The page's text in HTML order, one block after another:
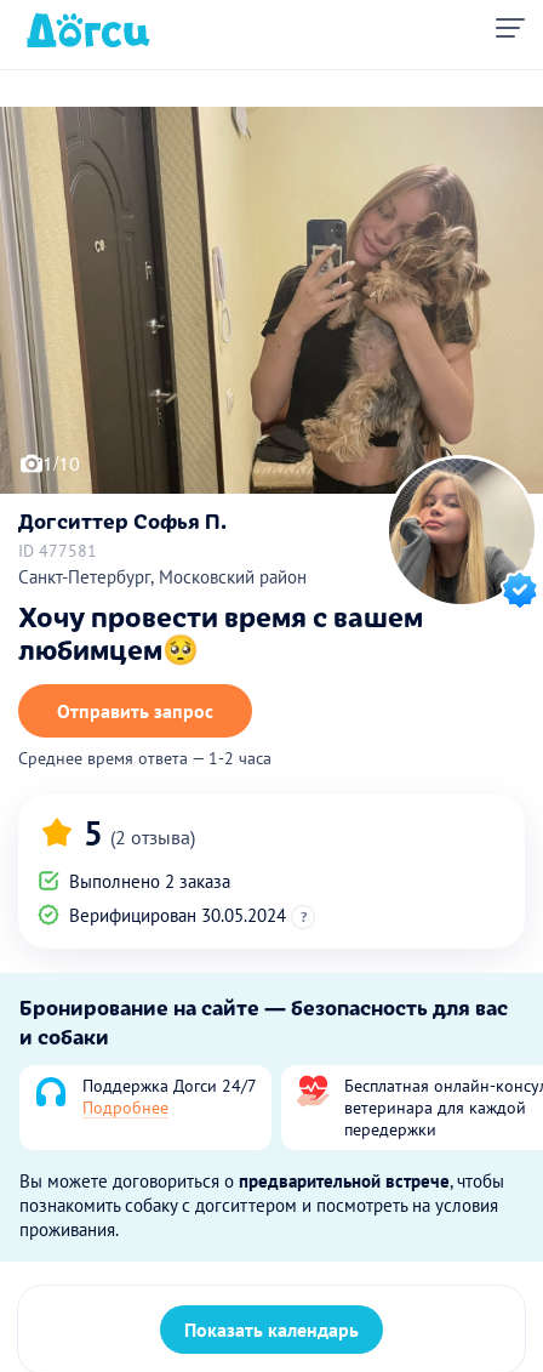
1/10
Догситтер Софья П.
ID 477581
Санкт-Петербург, Московский район
Хочу провести время с вашем
любимцем🥺
Отправить запрос
Среднее время ответа — 1-2 часа
5 (2 отзыва)
Выполнено 2 заказа
Верифицирован 30.05.2024
?
Бронирование на сайте — безопасность для вас
и собаки
Поддержка Догси 24/7
Подробнее
Бесплатная онлайн-
ветеринара для каждой
передержки
Вы можете договориться о предварительной встрече, чтобы
познакомить собаку с догситтером и посмотреть на условия
проживания.
Показать календарь